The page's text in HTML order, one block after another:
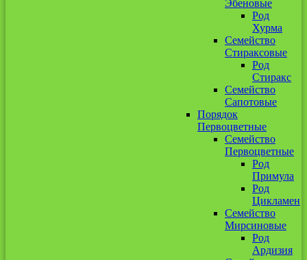
Эбеновые
Род
Хурма
Семейство
Стираксовые
Род
Стиракс
Семейство
Сапотовые
Порядок
Первоцветные
Семейство
Первоцветные
Род
Примула
Род
Цикламен
Семейство
Мирсиновые
Род
Ардизия